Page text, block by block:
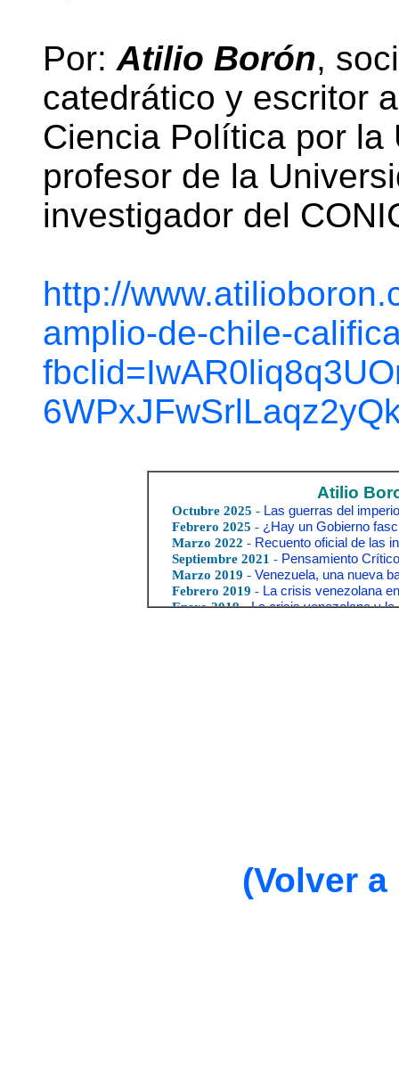
Por: Atilio Borón,
catedrático y escritor
Ciencia Política por la
profesor de la
investigador del
http://
amplio-de-chile-
(Volver